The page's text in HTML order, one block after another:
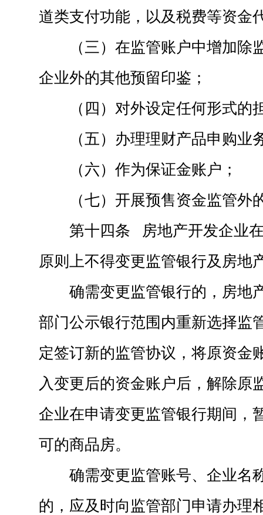
道类支付功能，以及税费等资金
（三）在监管账户中增加
企业外的其他预留印鉴；
（四）对外设定任何形式的
（五）办理理财产品申购业
（六）作为保证金账户；
（七）开展预售资金监管外
第十四条 房地产开发企业
原则上不得变更监管银行及房地
确需变更监管银行的，房地
部门公示银行范围内重新选择监
定签订新的监管协议，将原资金
入变更后的资金账户后，解除原
企业在申请变更监管银行期间，
可的商品房。
确需变更监管账号、企业名
的，应及时向监管部门申请办理